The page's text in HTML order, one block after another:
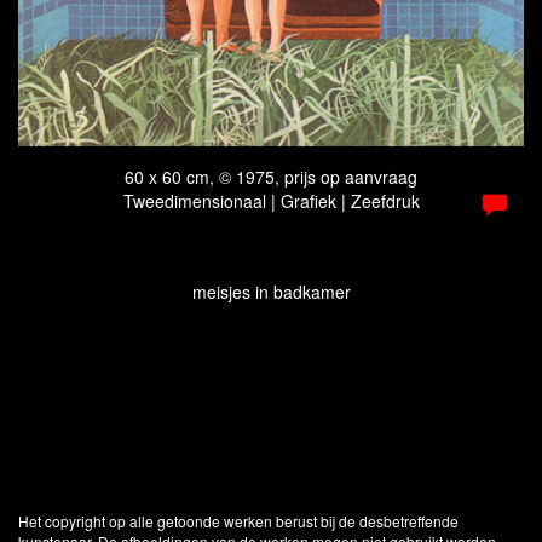
60 x 60 cm, © 1975, prijs op aanvraag
Tweedimensionaal | Grafiek | Zeefdruk
meisjes in badkamer
Het copyright op alle getoonde werken berust bij de desbetreffende